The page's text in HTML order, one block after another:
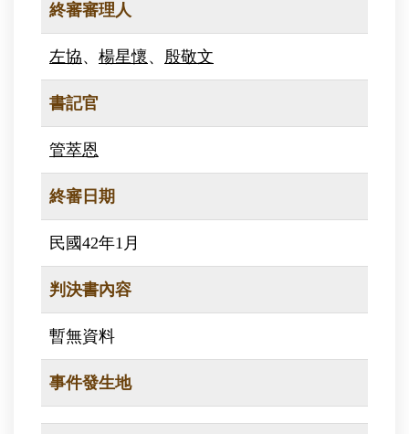
終審審理人
左協、 楊星懷 、 殷敬文
書記官
管萃恩
終審日期
民國42年1月
判決書內容
暫無資料
事件發生地